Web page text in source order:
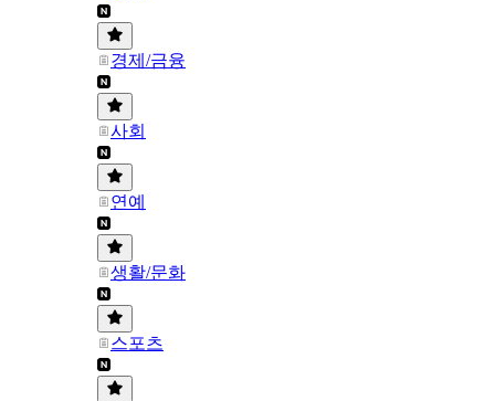
경제/금융
사회
연예
생활/문화
스포츠